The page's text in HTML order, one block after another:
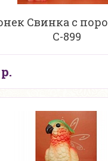
Свинка с
С-899